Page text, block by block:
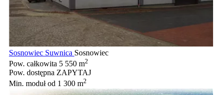
Sosnowiec Suwnica Sosnowiec
Pow. całkowita 5 550 m2
Pow. dostępna ZAPYTAJ
Min. modułod 1 300 m2